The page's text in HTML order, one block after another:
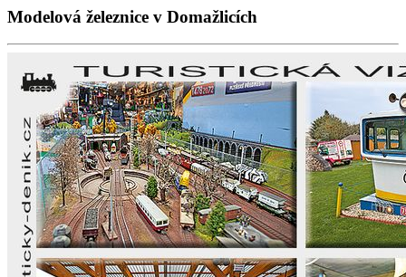
Modelová železnice v Domažlicích